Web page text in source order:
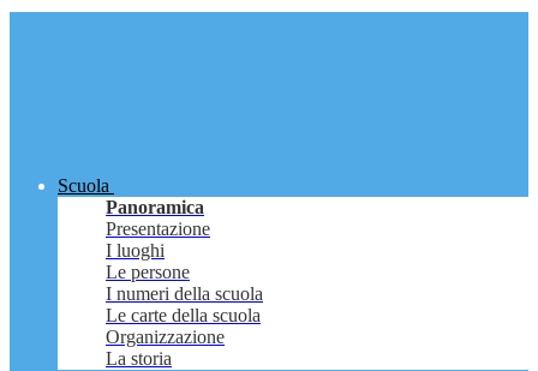
Scuola
Panoramica
Presentazione
I luoghi
Le persone
I numeri della scuola
Le carte della scuola
Organizzazione
La storia